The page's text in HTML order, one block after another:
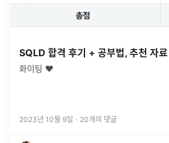
SQLD 합격 후기 + 공부법, 추천 자료
화이팅 ❤
2023년 10월 9일 · 20개의 댓글